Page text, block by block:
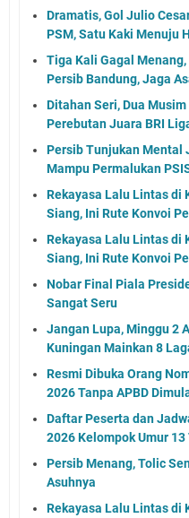
Dramatis, Gol Julio
PSM, Satu Kaki Menuju
Tiga Kali Gagal
Persib Bandung, Jaga
Ditahan Seri, Dua
Perebutan Juara BRI
Persib Tunjukan Mental
Mampu Permalukan
Rekayasa Lalu Lintas di
Siang, Ini Rute Konvoi
Rekayasa Lalu Lintas di
Siang, Ini Rute Konvoi
Nobar Final Piala
Sangat Seru
Jangan Lupa, Minggu 2
Kuningan Mainkan 8
Resmi Dibuka Orang
2026 Tanpa APBD
Daftar Peserta dan
2026 Kelompok Umur 13
Persib Menang, Tolic
Asuhnya
Rekayasa Lalu Lintas di